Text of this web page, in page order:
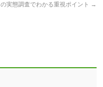
の実態調査でわかる重視ポイント →